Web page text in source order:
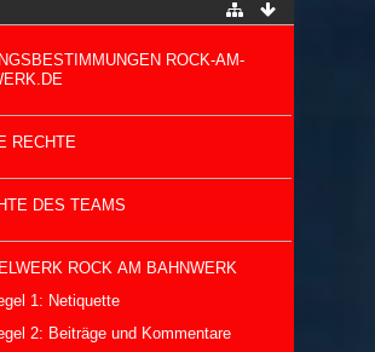
ROCK-AM-
RECHTE
DES TEAMS
ROCK AM BAHNWERK
1: Netiquette
2: Beiträge und Kommentare